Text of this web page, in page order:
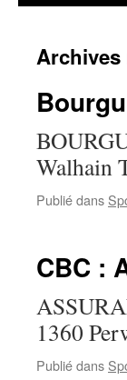
Archives
Walhain
Publié dans
CBC :
1360
Publié dans